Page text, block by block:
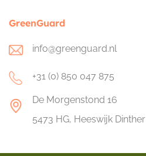
GreenGuard
info@greenguard.nl
+31 (0) 850 047 875
De Morgenstond 16
5473 HG, Heeswijk Dinther